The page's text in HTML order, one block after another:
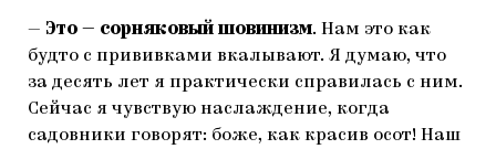
— Это — сорняковый шовинизм. Нам это как
будто с прививками вкалывают. Я думаю, что
за десять лет я практически справилась с ним.
Сейчас я чувствую наслаждение, когда
садовники говорят: боже, как красив осот! Наш